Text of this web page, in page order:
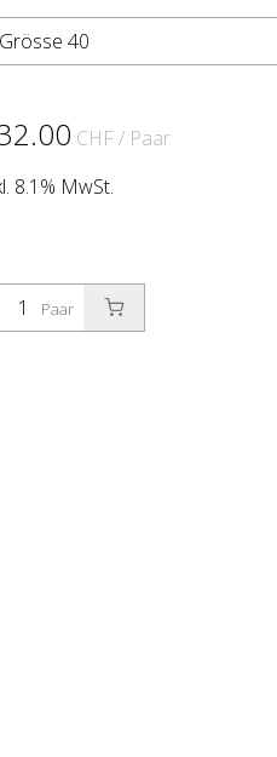
Grösse 40
CHF / Paar
8.1% MwSt.
Paar